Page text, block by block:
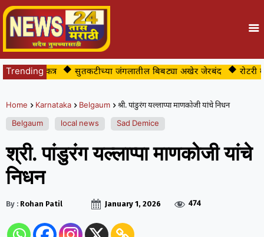
Trending
एकत्र सुतकटीच्या जंगलातील बिबट्या अखेर जेरबंद रोटरी क्लब
Home Karnataka Belgaum
श्री. पांडुरंग यल्लाप्पा माणकोजी यांचे निधन
Belgaum
local news Sad Demice
श्री. पांडुरंग यल्लाप्पा माणकोजी यांचे
निधन
By : Rohan Patil January 1, 2026 474